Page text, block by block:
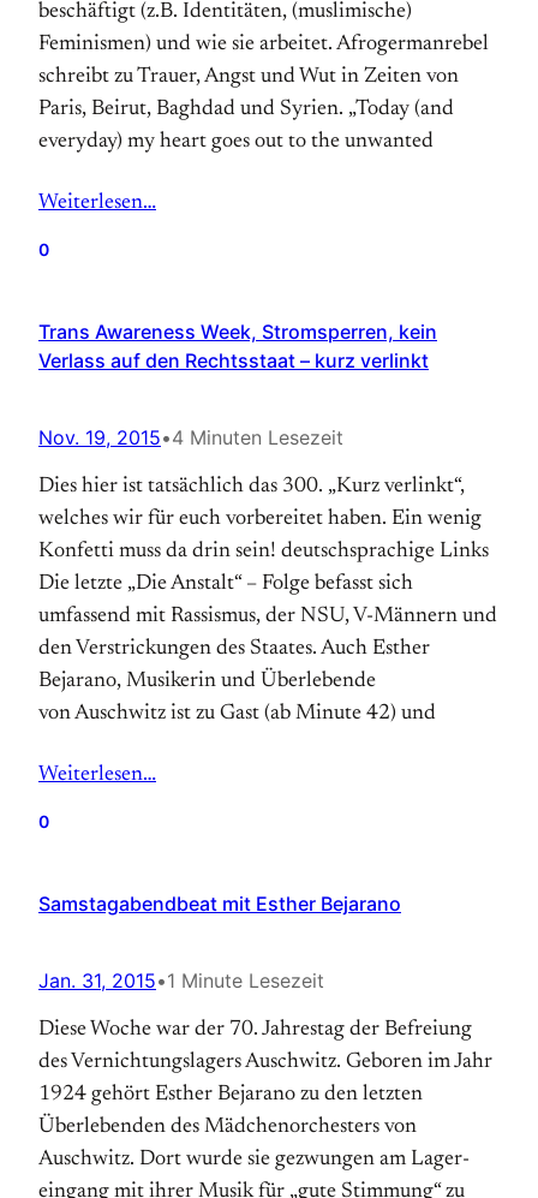
beschäftigt (z.B. Identitäten, (muslimische)
Feminismen) und wie sie arbeitet. Afrogermanrebel
schreibt zu Trauer, Angst und Wut in Zeiten von
Paris, Beirut, Baghdad und Syrien. „Today (and
everyday) my heart goes out to the unwanted
Weiterlesen…
0
Trans Awareness Week, Stromsperren, kein
Verlass auf den Rechtsstaat – kurz verlinkt
Nov. 19, 2015•4 Minuten Lesezeit
Dies hier ist tatsächlich das 300. „Kurz verlinkt“,
welches wir für euch vorbereitet haben. Ein wenig
Konfetti muss da drin sein! deutschsprachige Links
Die letzte „Die Anstalt“ – Folge befasst sich
umfassend mit Rassismus, der NSU, V-Männern und
den Verstrickungen des Staates. Auch Esther
Bejarano, Musikerin und Überlebende
von Auschwitz ist zu Gast (ab Minute 42) und
Weiterlesen…
0
Samstagabendbeat mit Esther Bejarano
Jan. 31, 2015•1 Minute Lesezeit
Diese Woche war der 70. Jahrestag der Befreiung
des Vernichtungs­lagers Auschwitz. Geboren im Jahr
1924 gehört Esther Bejarano zu den letzten
Überlebenden des Mädchen­orchesters von
Auschwitz. Dort wurde sie gezwungen am Lager­
eingang mit ihrer Musik für „gute Stimmung“ zu